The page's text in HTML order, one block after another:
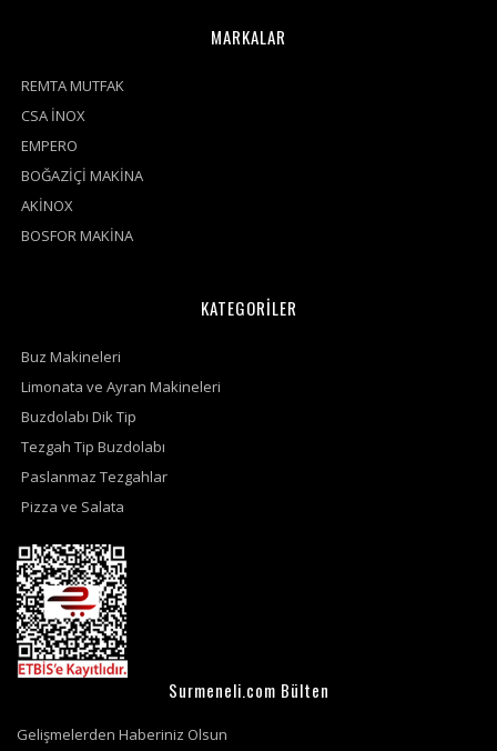
MARKALAR
REMTA MUTFAK
CSA İNOX
EMPERO
BOĞAZİÇİ MAKİNA
AKİNOX
BOSFOR MAKİNA
KATEGORİLER
Buz Makineleri
Limonata ve Ayran Makineleri
Buzdolabı Dik Tip
Tezgah Tip Buzdolabı
Paslanmaz Tezgahlar
Pizza ve Salata
Surmeneli.com Bülten
Gelişmelerden Haberiniz Olsun